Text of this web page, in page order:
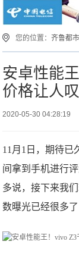
您的位置：齐鲁都
安卓性能
价格让人
2020-05-30 04:28:19
11月1日，期待已
间拿到手机进行
多说，接下来我
数曝光已经很多